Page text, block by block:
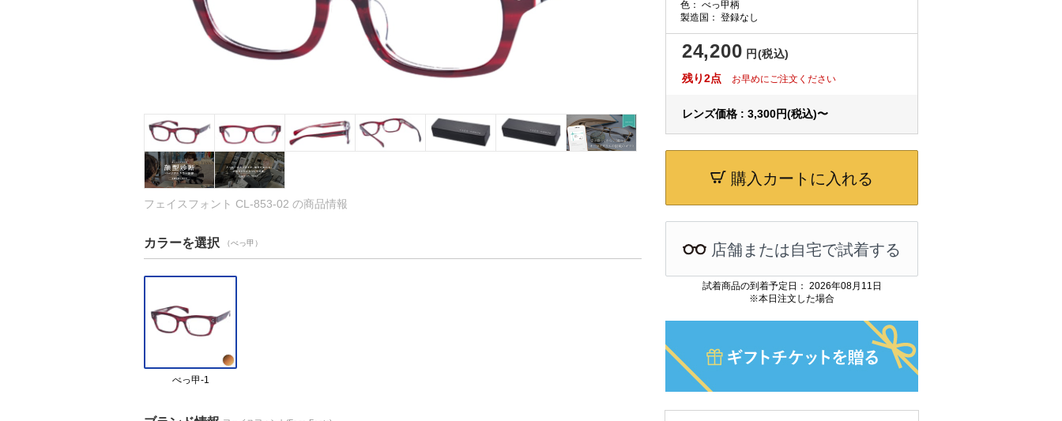
色： べっ甲柄
製造国： 登録なし
フェイスフォント CL-853-02 の商品情報
カラーを選択 （べっ甲）
べっ甲-1
24,200 円(税込)
残り2点
お早めにご注文ください
レンズ価格 : 3,300円(税込)〜
購入カートに入れる
店舗または自宅で試着する
試着商品の到着予定日： 2026年08月11日
※本日注文した場合